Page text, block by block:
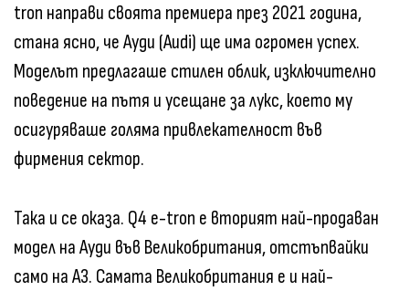
tron направи своята премиера през 2021 година,
стана ясно, че Ауди (Audi) ще има огромен успех.
Моделът предлагаше стилен облик, изключително
поведение на пътя и усещане за лукс, което му
осигуряваше голяма привлекателност във
фирмения сектор.
Така и се оказа. Q4 e-tron е вторият най-продаван
модел на Ауди във Великобритания, отстъпвайки
само на A3. Самата Великобритания е и най-